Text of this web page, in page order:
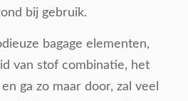
bij gebruik.
bagage elementen,
van stof combinatie, het
ga zo maar door, zal veel